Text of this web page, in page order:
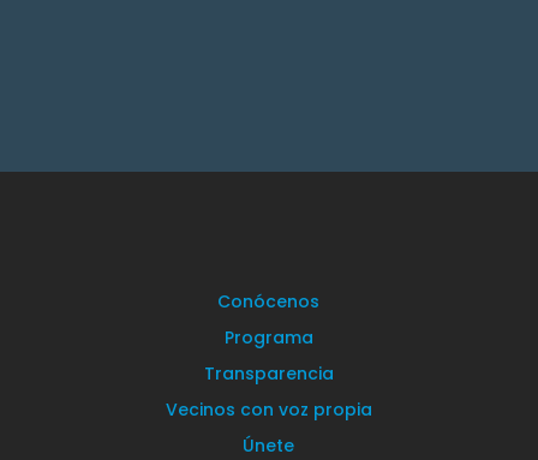
Conócenos
Programa
Transparencia
Vecinos con voz propia
Únete